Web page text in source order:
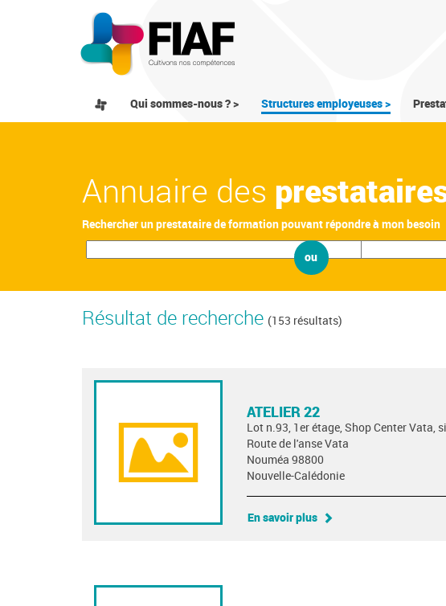
Qui sommes-nous ? > Structures employeuses >
Annuaire des
Rechercher un prestataire de formation pouvant répondre à mon besoin
ou
Résultat de recherche (153 résultats)
ATELIER 22
Lot n.93, 1er étage, Shop Center Vata,
Route de l'anse Vata
Nouméa 98800
Nouvelle-Calédonie
En savoir plus